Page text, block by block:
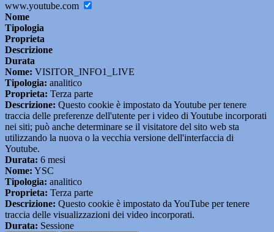
www.youtube.com
Nome
Tipologia
Proprieta
Descrizione
Durata
Nome: VISITOR_INFO1_LIVE
Tipologia: analitico
Proprieta: Terza parte
Descrizione: Questo cookie è impostato da Youtube per tenere
traccia delle preferenze dell'utente per i video di Youtube incorporati
nei siti; può anche determinare se il visitatore del sito web sta
utilizzando la nuova o la vecchia versione dell'interfaccia di
Youtube.
Durata: 6 mesi
Nome: YSC
Tipologia: analitico
Proprieta: Terza parte
Descrizione: Questo cookie è impostato da YouTube per tenere
traccia delle visualizzazioni dei video incorporati.
Durata: Sessione